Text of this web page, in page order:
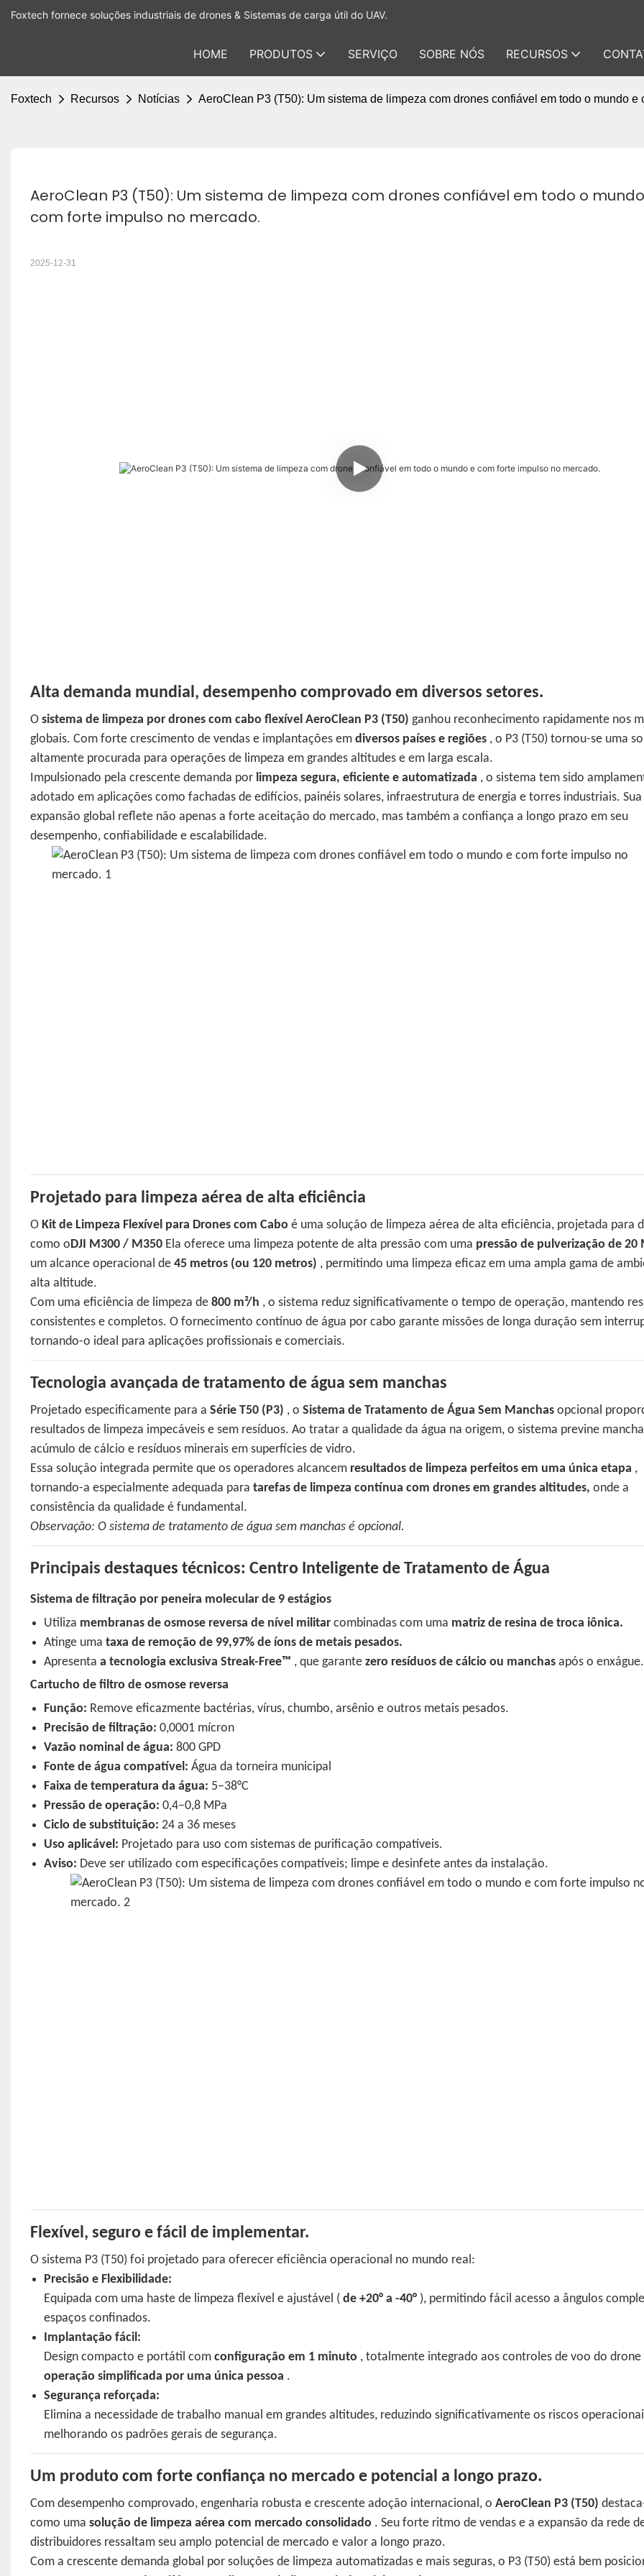
Foxtech fornece soluções industriais de drones & Sistemas de carga útil do UAV.
HOME PRODUTOS SERVIÇO SOBRE NÓS RECURSOS
Foxtech Recursos Notícias AeroClean P3 (T50): Um sistema de limpeza com drones confiável em todo o mundo e
AeroClean P3 (T50): Um sistema de limpeza com drones confiável em todo o
com forte impulso no mercado.
2025-12-31
Alta demanda mundial, desempenho comprovado em diversos setores.
O sistema de limpeza por drones com cabo flexível AeroClean P3 (T50) ganhou reconhecimento rapidamente nos
globais. Com forte crescimento de vendas e implantações em diversos países e regiões, o P3 (T50) tornou-se uma
altamente procurada para operações de limpeza em grandes altitudes e em larga escala.
Impulsionado pela crescente demanda por limpeza segura, eficiente e automatizada , o sistema tem sido
adotado em aplicações como fachadas de edifícios, painéis solares, infraestrutura de energia e torres industriais. Sua
expansão global reflete não apenas a forte aceitação do mercado, mas também a confiança a longo prazo em seu
desempenho, confiabilidade e escalabilidade.
Projetado para limpeza aérea de alta eficiência
O Kit de Limpeza Flexível para Drones com Cabo é uma solução de limpeza aérea de alta eficiência, projetada para
como oDJI M300 / M350Ela oferece uma limpeza potente de alta pressão com uma pressão de pulverização de 20
um alcance operacional de 45 metros (ou 120 metros) , permitindo uma limpeza eficaz em uma ampla gama de
alta altitude.
Com uma eficiência de limpeza de 800 m²/h , o sistema reduz significativamente o tempo de operação, mantendo
consistentes e completos. O fornecimento contínuo de água por cabo garante missões de longa duração sem
tornando-o ideal para aplicações profissionais e comerciais.
Tecnologia avançada de tratamento de água sem manchas
Projetado especificamente para a Série T50 (P3) , o Sistema de Tratamento de Água Sem Manchasopcional
resultados de limpeza impecáveis ​​e sem resíduos. Ao tratar a qualidade da água na origem, o sistema previne
acúmulo de cálcio e resíduos minerais em superfícies de vidro.
Essa solução integrada permite que os operadores alcancem resultados de limpeza perfeitos em uma única etapa ,
tornando-a especialmente adequada para tarefas de limpeza contínua com drones em grandes altitudes, onde a
consistência da qualidade é fundamental.
Observação: O sistema de tratamento de água sem manchas é opcional.
Principais destaques técnicos: Centro Inteligente de Tratamento de Água
Sistema de filtração por peneira molecular de 9 estágios
Utiliza membranas de osmose reversa de nível militar combinadas com uma matriz de resina de troca iônica.
Atinge umataxa de remoção de 99,97% de íons de metais pesados.
Apresentaa tecnologia exclusiva Streak-Free™ , que garantezero resíduos de cálcio ou manchas após o enxágue.
Cartucho de filtro de osmose reversa
Função: Remove eficazmente bactérias, vírus, chumbo, arsênio e outros metais pesados.
Precisão de filtração: 0,0001 mícron
Vazão nominal de água: 800 GPD
Fonte de água compatível: Água da torneira municipal
Faixa de temperatura da água: 5–38°C
Pressão de operação: 0,4–0,8 MPa
Ciclo de substituição: 24 a 36 meses
Uso aplicável: Projetado para uso com sistemas de purificação compatíveis.
Aviso: Deve ser utilizado com especificações compatíveis; limpe e desinfete antes da instalação.
Flexível, seguro e fácil de implementar.
O sistema P3 (T50) foi projetado para oferecer eficiência operacional no mundo real:
Precisão e Flexibilidade:
Equipada com uma haste de limpeza flexível e ajustável (de +20° a -40° ), permitindo fácil acesso a ângulos
espaços confinados.
Implantação fácil:
Design compacto e portátil comconfiguração em 1 minuto , totalmente integrado aos controles de voo do drone
operação simplificada por uma única pessoa .
Segurança reforçada:
Elimina a necessidade de trabalho manual em grandes altitudes, reduzindo significativamente os riscos
melhorando os padrões gerais de segurança.
Um produto com forte confiança no mercado e potencial a longo prazo.
Com desempenho comprovado, engenharia robusta e crescente adoção internacional, o AeroClean P3 (T50)
como uma solução de limpeza aérea com mercado consolidado . Seu forte ritmo de vendas e a expansão da rede
distribuidores ressaltam seu amplo potencial de mercado e valor a longo prazo.
Com a crescente demanda global por soluções de limpeza automatizadas e mais seguras, o P3 (T50) está bem